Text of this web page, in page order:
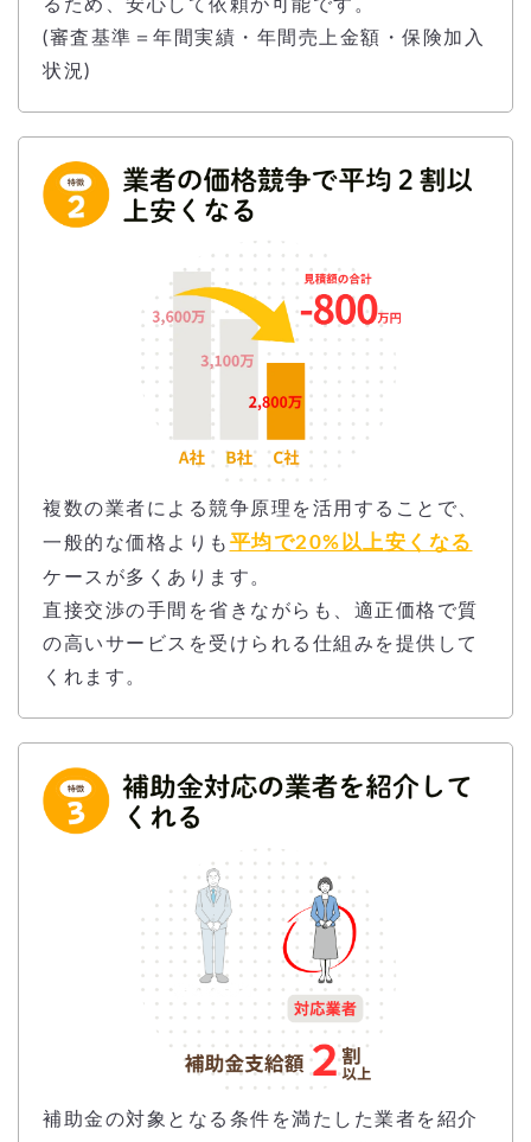
るため、安心して依頼が可能です。
(審査基準＝年間実績・年間売上金額・保険加入
状況)
複数の業者による競争原理を活用することで、
一般的な価格よりも 平均で20%以上安くなる
ケースが多くあります。
直接交渉の手間を省きながらも、適正価格で質
の高いサービスを受けられる仕組みを提供して
くれます。
補助金の対象となる条件を満たした業者を紹介